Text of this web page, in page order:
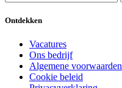
Ontdekken
Vacatures
Ons bedrijf
Algemene voorwaarden
Cookie beleid